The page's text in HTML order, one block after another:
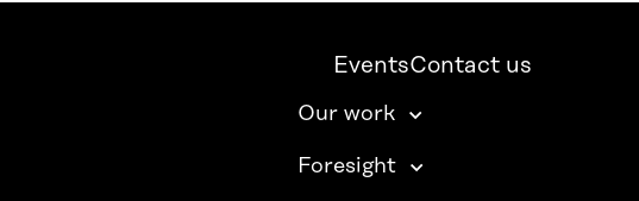
EventsContact us
Our work
Foresight